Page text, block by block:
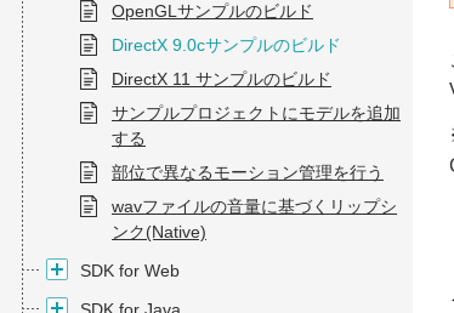
OpenGLサンプルのビルド
DirectX 9.0cサンプルのビルド
DirectX 11 サンプルのビルド
サンプルプロジェクトにモデルを追加
する
部位で異なるモーション管理を行う
wavファイルの音量に基づくリップシ
ンク(Native)
SDK for Web